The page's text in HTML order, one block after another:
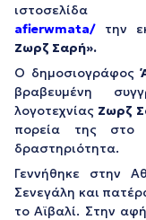
afierwmata/
την
Ζωρζ Σαρή».
Ο δημοσιογράφος
βραβευμένη
λογοτεχνίας Ζωρζ
πορεία της στο
δραστηριότητα.
Γεννήθηκε στην
Σενεγάλη και
το Αϊβαλί. Στην